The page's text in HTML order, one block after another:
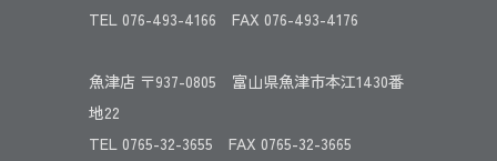
TEL 076-493-4166 FAX 076-493-4176
魚津店 〒937-0805 富山県魚津市本江1430番
地22
TEL 0765-32-3655 FAX 0765-32-3665